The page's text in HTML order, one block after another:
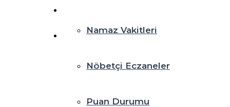
Namaz Vakitleri
Nöbetçi Eczaneler
Puan Durumu